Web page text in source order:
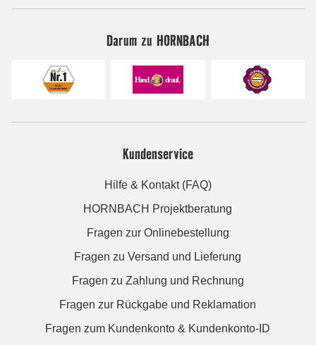
Darum zu HORNBACH
Kundenservice
Hilfe & Kontakt (FAQ)
HORNBACH Projektberatung
Fragen zur Onlinebestellung
Fragen zu Versand und Lieferung
Fragen zu Zahlung und Rechnung
Fragen zur Rückgabe und Reklamation
Fragen zum Kundenkonto & Kundenkonto-ID